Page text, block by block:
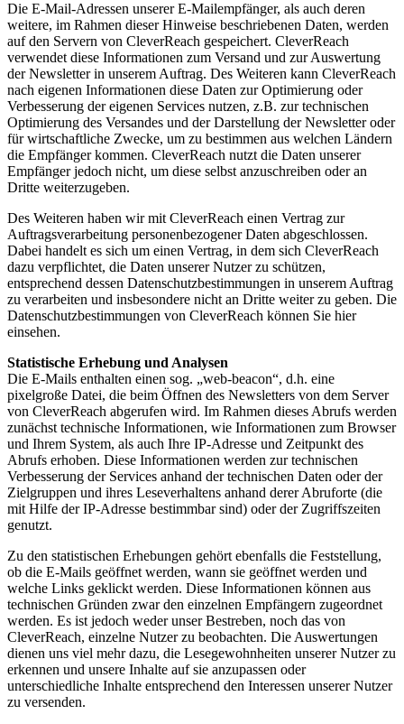
Die E-Mail-Adressen unserer E-Mailempfänger, als auch deren
weitere, im Rahmen dieser Hinweise beschriebenen Daten, werden
auf den Servern von CleverReach gespeichert. CleverReach
verwendet diese Informationen zum Versand und zur Auswertung
der Newsletter in unserem Auftrag. Des Weiteren kann CleverReach
nach eigenen Informationen diese Daten zur Optimierung oder
Verbesserung der eigenen Services nutzen, z.B. zur technischen
Optimierung des Versandes und der Darstellung der Newsletter oder
für wirtschaftliche Zwecke, um zu bestimmen aus welchen Ländern
die Empfänger kommen. CleverReach nutzt die Daten unserer
Empfänger jedoch nicht, um diese selbst anzuschreiben oder an
Dritte weiterzugeben.
Des Weiteren haben wir mit CleverReach einen Vertrag zur
Auftragsverarbeitung personenbezogener Daten abgeschlossen.
Dabei handelt es sich um einen Vertrag, in dem sich CleverReach
dazu verpflichtet, die Daten unserer Nutzer zu schützen,
entsprechend dessen Datenschutzbestimmungen in unserem Auftrag
zu verarbeiten und insbesondere nicht an Dritte weiter zu geben. Die
Datenschutzbestimmungen von CleverReach können Sie hier
einsehen.
Statistische Erhebung und Analysen
Die E-Mails enthalten einen sog. „web-beacon“, d.h. eine
pixelgroße Datei, die beim Öffnen des Newsletters von dem Server
von CleverReach abgerufen wird. Im Rahmen dieses Abrufs werden
zunächst technische Informationen, wie Informationen zum Browser
und Ihrem System, als auch Ihre IP-Adresse und Zeitpunkt des
Abrufs erhoben. Diese Informationen werden zur technischen
Verbesserung der Services anhand der technischen Daten oder der
Zielgruppen und ihres Leseverhaltens anhand derer Abruforte (die
mit Hilfe der IP-Adresse bestimmbar sind) oder der Zugriffszeiten
genutzt.
Zu den statistischen Erhebungen gehört ebenfalls die Feststellung,
ob die E-Mails geöffnet werden, wann sie geöffnet werden und
welche Links geklickt werden. Diese Informationen können aus
technischen Gründen zwar den einzelnen Empfängern zugeordnet
werden. Es ist jedoch weder unser Bestreben, noch das von
CleverReach, einzelne Nutzer zu beobachten. Die Auswertungen
dienen uns viel mehr dazu, die Lesegewohnheiten unserer Nutzer zu
erkennen und unsere Inhalte auf sie anzupassen oder
unterschiedliche Inhalte entsprechend den Interessen unserer Nutzer
zu versenden.